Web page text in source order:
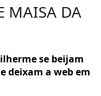
MAISA DA
se beijam
deixam a web em